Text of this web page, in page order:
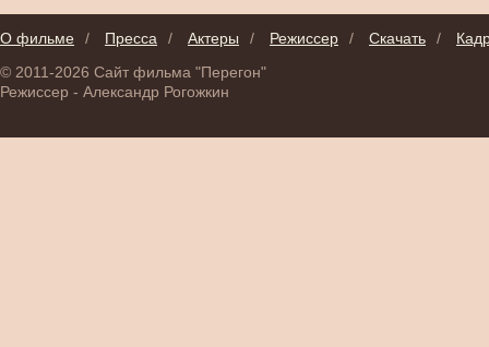
О фильме / Пресса / Актеры / Режиссер / Скачать /
© 2011-2026 Сайт фильма "Перегон"
Режиссер - Александр Рогожкин